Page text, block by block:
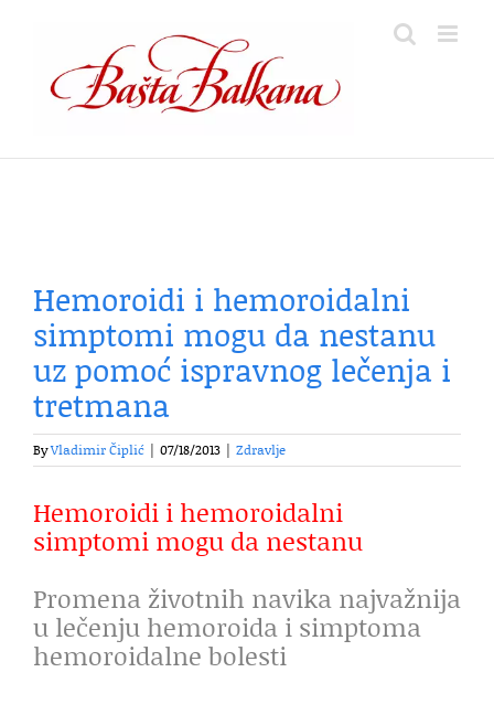
content
Hemoroidi i hemoroidalni
simptomi mogu da nestanu
uz pomoć ispravnog lečenja i
tretmana
ByVladimir Čiplić 07/18/2013 Zdravlje
Hemoroidi i hemoroidalni
simptomi mogu da nestanu
Promena životnih navika najvažnija
u lečenju hemoroida i simptoma
hemoroidalne bolesti